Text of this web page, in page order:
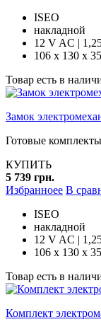
ISEO
накладной
12 V AC |
106 х 130 х
Товар есть в
Замок
Готовые
КУПИТЬ
5 739 грн.
Избранноее В
ISEO
накладной
12 V AC |
106 х 130 х
Товар есть в
Комплект